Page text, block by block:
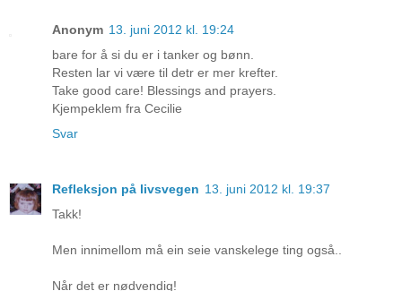
Anonym 13. juni 2012 kl. 19:24
bare for å si du er i tanker og bønn.
Resten lar vi være til detr er mer krefter.
Take good care! Blessings and prayers.
Kjempeklem fra Cecilie
Svar
Refleksjon på livsvegen 13. juni 2012 kl. 19:37
Takk!
Men innimellom må ein seie vanskelege ting også..
Når det er nødvendig!